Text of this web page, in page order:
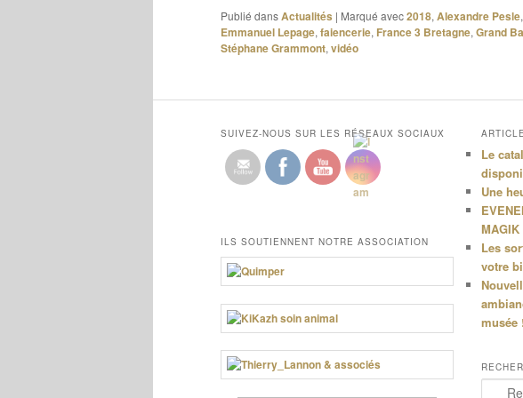
Publié dansActualités | Marqué avec2018, Alexandre Pesle,
Emmanuel Lepage, faiencerie, France 3 Bretagne, Grand
Stéphane Grammont, vidéo
SUIVEZ-NOUS SUR LES RÉSEAUX SOCIAUX
ILS SOUTIENNENT NOTRE ASSOCIATION
Le
Une
MAGIK
Les
votre
musée !